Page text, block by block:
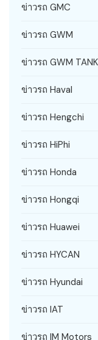
ข่าวรถ GMC
ข่าวรถ GWM
ข่าวรถ GWM TANK
ข่าวรถ Haval
ข่าวรถ Hengchi
ข่าวรถ HiPhi
ข่าวรถ Honda
ข่าวรถ Hongqi
ข่าวรถ Huawei
ข่าวรถ HYCAN
ข่าวรถ Hyundai
ข่าวรถ IAT
ข่าวรถ IM Motors